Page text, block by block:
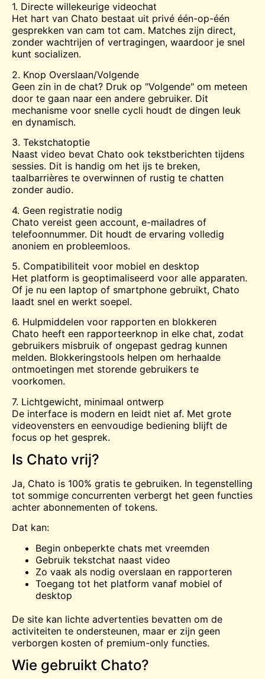
1. Directe willekeurige videochat
Het hart van Chato bestaat uit privé één-op-één
gesprekken van cam tot cam. Matches zijn direct,
zonder wachtrijen of vertragingen, waardoor je snel
kunt socializen.
2. Knop Overslaan/Volgende
Geen zin in de chat? Druk op "Volgende" om meteen
door te gaan naar een andere gebruiker. Dit
mechanisme voor snelle cycli houdt de dingen leuk
en dynamisch.
3. Tekstchatoptie
Naast video bevat Chato ook tekstberichten tijdens
sessies. Dit is handig om het ijs te breken,
taalbarrières te overwinnen of rustig te chatten
zonder audio.
4. Geen registratie nodig
Chato vereist geen account, e-mailadres of
telefoonnummer. Dit houdt de ervaring volledig
anoniem en probleemloos.
5. Compatibiliteit voor mobiel en desktop
Het platform is geoptimaliseerd voor alle apparaten.
Of je nu een laptop of smartphone gebruikt, Chato
laadt snel en werkt soepel.
6. Hulpmiddelen voor rapporten en blokkeren
Chato heeft een rapporteerknop in elke chat, zodat
gebruikers misbruik of ongepast gedrag kunnen
melden. Blokkeringstools helpen om herhaalde
ontmoetingen met storende gebruikers te
voorkomen.
7. Lichtgewicht, minimaal ontwerp
De interface is modern en leidt niet af. Met grote
videovensters en eenvoudige bediening blijft de
focus op het gesprek.
Is Chato vrij?
Ja, Chato is 100% gratis te gebruiken. In tegenstelling
tot sommige concurrenten verbergt het geen functies
achter abonnementen of tokens.
Dat kan:
Begin onbeperkte chats met vreemden
Gebruik tekstchat naast video
Zo vaak als nodig overslaan en rapporteren
Toegang tot het platform vanaf mobiel of
desktop
De site kan lichte advertenties bevatten om de
activiteiten te ondersteunen, maar er zijn geen
verborgen kosten of premium-only functies.
Wie gebruikt Chato?